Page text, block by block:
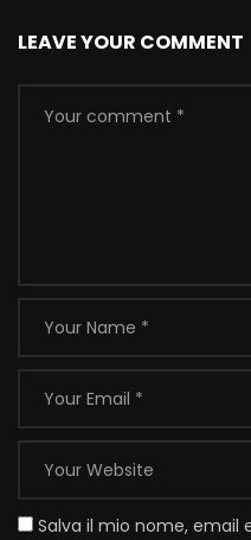
LEAVE YOUR COMMENT
Salva il mio nome, email